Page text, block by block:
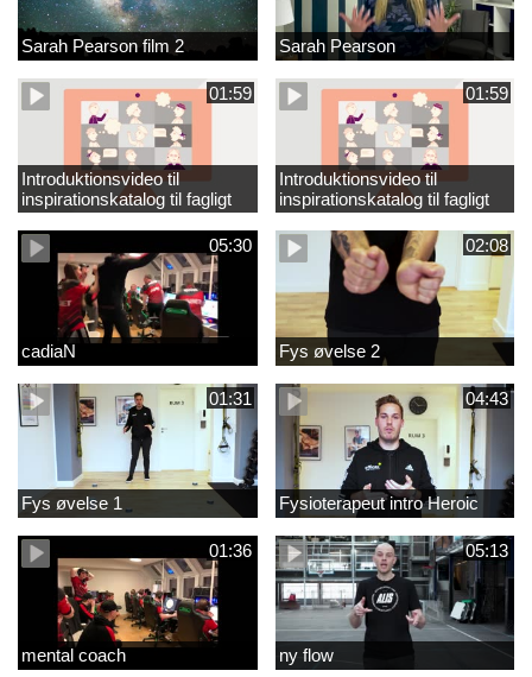
Sarah Pearson film 2 Sarah Pearson
01:59
Introduktionsvideo til
inspirationskatalog til fagligt
løft_tilrettet
01:59
Introduktionsvideo til
inspirationskatalog til fagligt
løft
05:30
cadiaN
02:08
Fys øvelse 2
01:31
Fys øvelse 1
04:43
Fysioterapeut intro Heroic
01:36
mental coach
05:13
ny flow